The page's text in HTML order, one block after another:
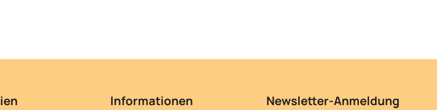
Informationen Newsletter-Anmeldung